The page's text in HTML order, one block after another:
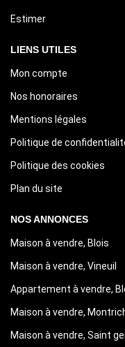
Estimer
LIENS UTILES
Mon compte
Nos honoraires
Mentions légales
Politique de
Politique des cookies
Plan du site
NOS ANNONCES
Maison à vendre, Blois
Maison à vendre, Vineuil
Appartement à vendre,
Maison à vendre,
Maison à vendre, Saint